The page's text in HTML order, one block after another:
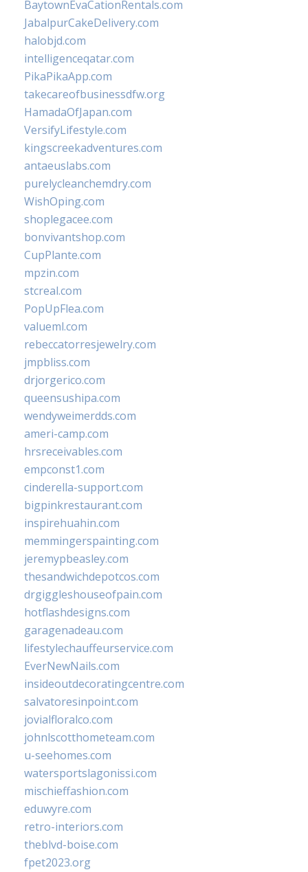
BaytownEvaCationRentals.com
JabalpurCakeDelivery.com
halobjd.com
intelligenceqatar.com
PikaPikaApp.com
takecareofbusinessdfw.org
HamadaOfJapan.com
VersifyLifestyle.com
kingscreekadventures.com
antaeuslabs.com
purelycleanchemdry.com
WishOping.com
shoplegacee.com
bonvivantshop.com
CupPlante.com
mpzin.com
stcreal.com
PopUpFlea.com
valueml.com
rebeccatorresjewelry.com
jmpbliss.com
drjorgerico.com
queensushipa.com
wendyweimerdds.com
ameri-camp.com
hrsreceivables.com
empconst1.com
cinderella-support.com
bigpinkrestaurant.com
inspirehuahin.com
memmingerspainting.com
jeremypbeasley.com
thesandwichdepotcos.com
drgiggleshouseofpain.com
hotflashdesigns.com
garagenadeau.com
lifestylechauffeurservice.com
EverNewNails.com
insideoutdecoratingcentre.com
salvatoresinpoint.com
jovialfloralco.com
johnlscotthometeam.com
u-seehomes.com
watersportslagonissi.com
mischieffashion.com
eduwyre.com
retro-interiors.com
theblvd-boise.com
fpet2023.org